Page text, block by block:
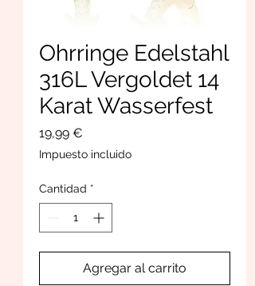
Ohrringe Edelstahl
316L Vergoldet 14
Karat Wasserfest
19,99 €
Impuesto incluido
Cantidad *
Agregar al carrito